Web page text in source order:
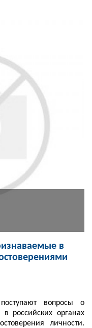
в
вопросы о
российских органах
личности.